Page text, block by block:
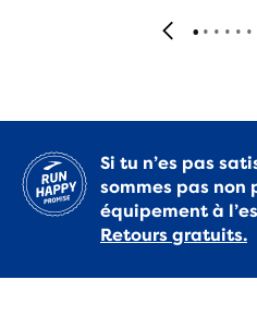
Si tu n’es pas
sommes pas non
équipement à
Retours gratuits.